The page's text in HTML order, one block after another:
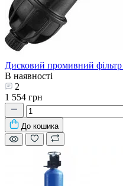
Дисковий промивний
В наявності
2
1 554 грн
До кошика